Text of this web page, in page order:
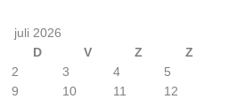
juli 2026
D V Z
Z
2 3 4
5
9 10 11
12